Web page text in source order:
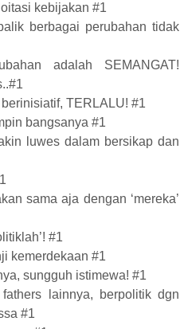
kebijakan #1
berbagai perubahan tidak
adalah SEMANGAT!
TERLALU! #1
bangsanya #1
luwes dalam bersikap dan
sama aja dengan ‘mereka’
#1
kemerdekaan #1
sungguh istimewa! #1
lainnya, berpolitik dgn
#1